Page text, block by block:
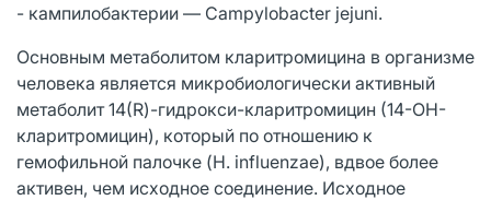
- кампилобактерии — Campylobacter jejuni.
Основным метаболитом кларитромицина в организме
человека является микробиологически активный
метаболит 14(R)-гидрокси-кларитромицин (14-ОН-
кларитромицин), который по отношению к
гемофильной палочке (H. influenzae), вдвое более
активен, чем исходное соединение. Исходное